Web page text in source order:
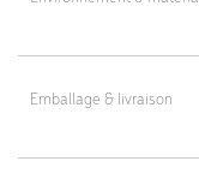
Matériau : tôle aluzinc
Emballage & livraison
Livraison en colis plat